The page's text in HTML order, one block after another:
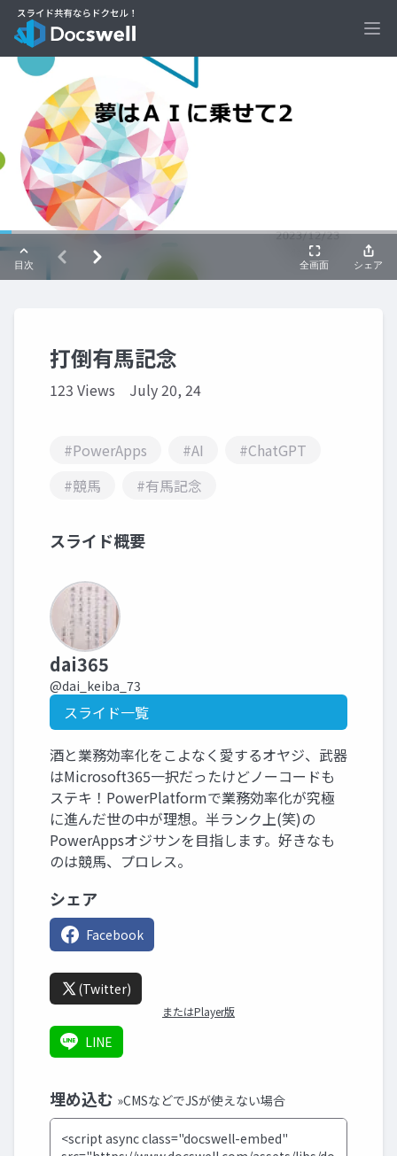
打倒有馬記念
123 Views July 20, 24
#PowerApps #AI
#ChatGPT
#競馬
#有馬記念
スライド概要
dai365
@dai_keiba_73
スライド一覧
酒と業務効率化をこよなく愛するオヤジ、武器
はMicrosoft365一択だったけどノーコードも
ステキ！PowerPlatformで業務効率化が究極
に進んだ世の中が理想。半ランク上(笑)の
PowerAppsオジサンを目指します。好きなも
のは競馬、プロレス。
シェア
Facebook
(Twitter)
またはPlayer版
LINE
埋め込む »CMSなどでJSが使えない場合